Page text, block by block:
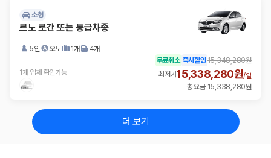
소형
르노 로간 또는 동급차종
5인 오토 1개 4개
1개 업체 확인가능
무료취소 즉시할인15,348,280원
최저가15,338,280원/일
총 요금 15,338,280원
더 보기